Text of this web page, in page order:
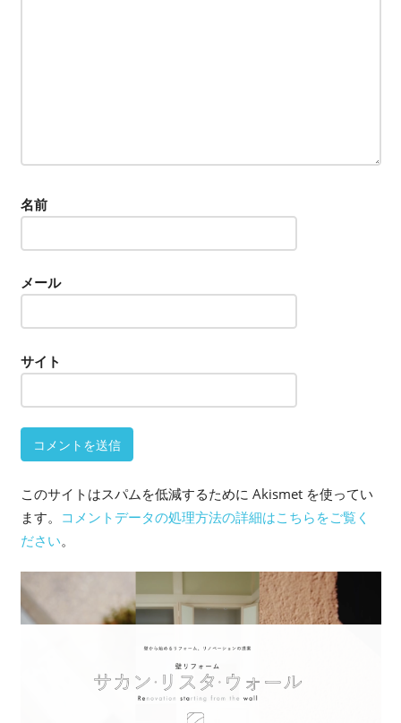
名前
メール
サイト
このサイトはスパムを低減するために Akismet を使ってい
ます。
コメントデータの処理方法の詳細はこちらをご覧く
ださい。